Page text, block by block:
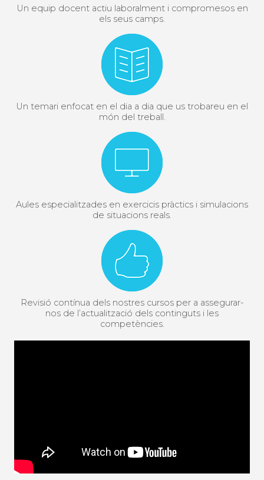
Un equip docent actiu laboralment i compromesos en
els seus camps.
Un temari enfocat en el dia a dia que us trobareu en el
món del treball.
Aules especialitzades en exercicis pràctics i simulacions
de situacions reals.
Revisió contínua dels nostres cursos per a assegurar-
nos de l’actualització dels continguts i les
competències.